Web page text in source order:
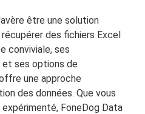
être une solution
des fichiers Excel
conviviale, ses
ses options de
une approche
des données. Que vous
FoneDog Data